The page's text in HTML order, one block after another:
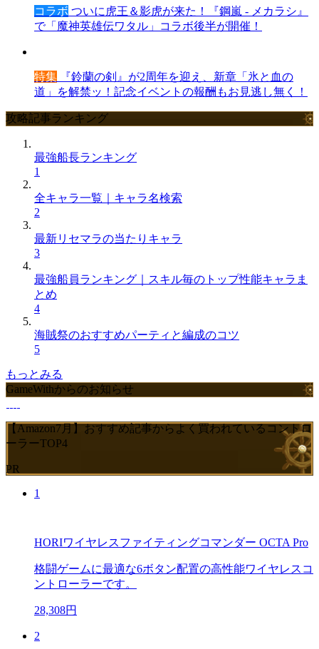
コラボ ついに虎王＆影虎が来た！『鋼嵐 - メカラシ』
で「魔神英雄伝ワタル」コラボ後半が開催！
特集 『鈴蘭の剣』が2周年を迎え、新章「氷と血の
道」を解禁ッ！記念イベントの報酬もお見逃し無く！
攻略記事ランキング
最強船長ランキング
1
全キャラ一覧｜キャラ名検索
2
最新リセマラの当たりキャラ
3
最強船員ランキング｜スキル毎のトップ性能キャラま
とめ
4
海賊祭のおすすめパーティと編成のコツ
5
もっとみる
GameWithからのお知らせ
【Amazon7月】おすすめ記事からよく買われているコントロ
ーラーTOP4
PR
1
HORIワイヤレスファイティングコマンダー OCTA Pro
格闘ゲームに最適な6ボタン配置の高性能ワイヤレスコ
ントローラーです。
28,308円
2